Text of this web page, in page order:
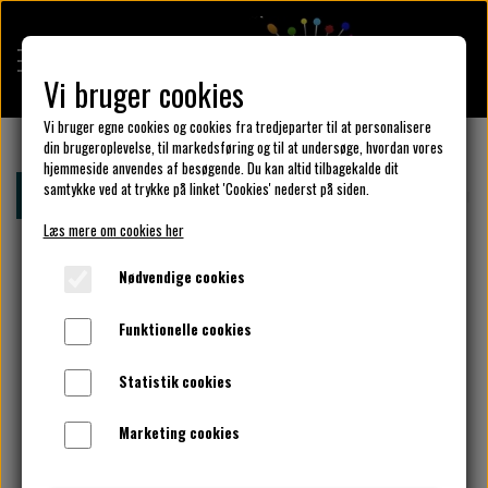
KULÖR DESIGN
DESIGN DIN KJOLE
UNIKA PAKKER
KLAR PARAT
Forside Sykurser Onsdags syning - Vejle
Vi bruger cookies
Vi bruger egne cookies og cookies fra tredjeparter til at personalisere
din brugeroplevelse, til markedsføring og til at undersøge, hvordan vores
hjemmeside anvendes af besøgende. Du kan altid tilbagekalde dit
samtykke ved at trykke på linket 'Cookies' nederst på siden.
Læs mere om cookies her
Nødvendige cookies
Funktionelle cookies
Statistik cookies
Marketing cookies